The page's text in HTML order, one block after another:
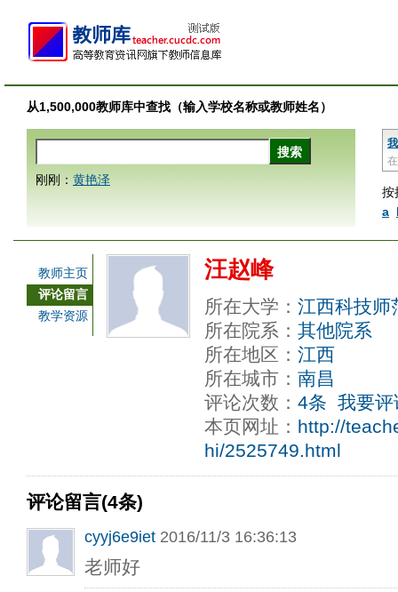
从1,500,000教师库中查找（输入学校名称或教师姓名）
按
a
刚刚： 黄艳泽
教师主页
评论留言
教学资源
汪赵峰
所在大学： 江西科技师
所在院系： 其他院系
所在地区： 江西
所在城市： 南昌
评论次数： 4条 我要评
本页网址： http://
hi/2525749.html
评论留言(4条)
cyyj6e9iet 2016/11/3 16:36:13
老师好